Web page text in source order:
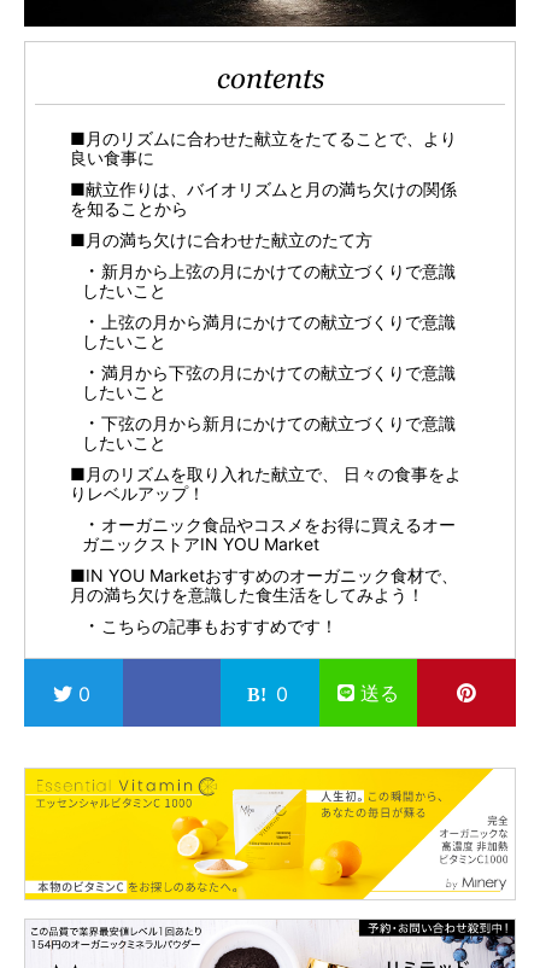
contents
■月のリズムに合わせた献立をたてることで、より
良い食事に
■献立作りは、バイオリズムと月の満ち欠けの関係
を知ることから
■月の満ち欠けに合わせた献立のたて方
新月から上弦の月にかけての献立づくりで意識
したいこと
上弦の月から満月にかけての献立づくりで意識
したいこと
満月から下弦の月にかけての献立づくりで意識
したいこと
下弦の月から新月にかけての献立づくりで意識
したいこと
■月のリズムを取り入れた献立で、 日々の食事をよ
りレベルアップ！
オーガニック食品やコスメをお得に買えるオー
ガニックストアIN YOU Market
■IN YOU Marketおすすめのオーガニック食材で、
月の満ち欠けを意識した食生活をしてみよう！
こちらの記事もおすすめです！
0 0 送る